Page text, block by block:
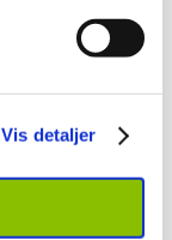
Vis detaljer
foregår